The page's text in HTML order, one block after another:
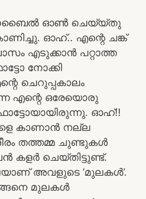
ഓൺ ചെയ്യ്തു
ഓഹ്.. എന്റെ ചങ്ക്
എടുക്കാൻ പറ്റാത്ത
നോക്കി
ചെറുപ്പകാലം
എന്റെ ഒരേയൊരു
ഓഹ്!!
കാണാൻ നല്ല
തത്തമ്മ ചുണ്ടുകൾ
കളർ ചെയ്തിട്ടുണ്ട്.
അവളുടെ ‘മുലകൾ’.
മുലകൾ